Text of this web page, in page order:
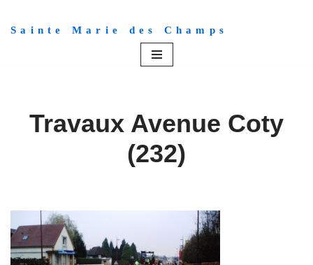
Aller
Sainte Marie des Champs
Travaux Avenue Coty
(232)